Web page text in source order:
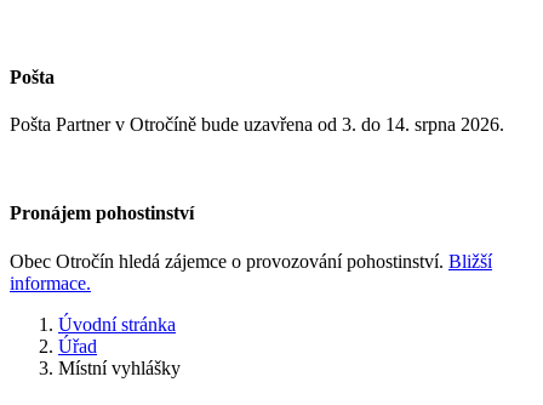
Pošta
Pošta Partner v Otročíně bude uzavřena od 3. do 14. srpna 2026.
Pronájem pohostinství
Obec Otročín hledá zájemce o provozování pohostinství. Bližší
informace.
Úvodní stránka
Úřad
Místní vyhlášky